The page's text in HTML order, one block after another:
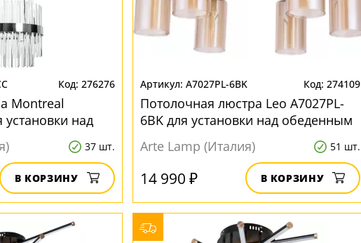
276276
Montreal
установки над
37 шт.
В КОРЗИНУ
A7027PL-6BK 274109
Потолочная люстра Leo A7027PL-
6BK для установки над обеденным
Arte Lamp (Италия) 51 шт.
14 990 ₽ В КОРЗИНУ